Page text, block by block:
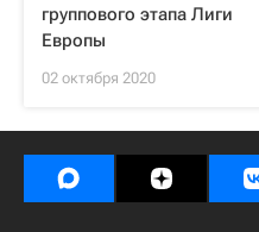
группового этапа Лиги
Европы
02 октября 2020